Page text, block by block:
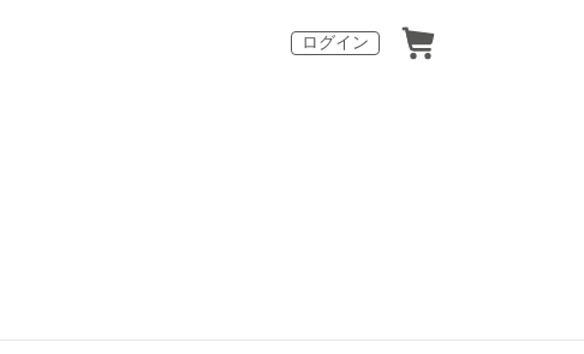
ログイン